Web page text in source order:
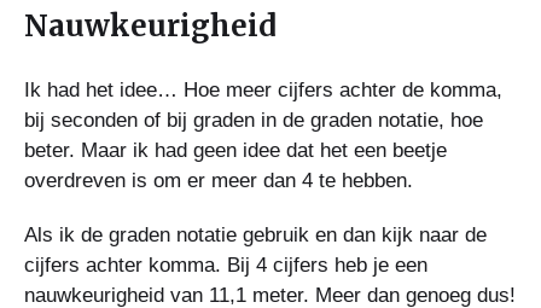
Nauwkeurigheid
Ik had het idee… Hoe meer cijfers achter de komma,
bij seconden of bij graden in de graden notatie, hoe
beter. Maar ik had geen idee dat het een beetje
overdreven is om er meer dan 4 te hebben.
Als ik de graden notatie gebruik en dan kijk naar de
cijfers achter komma. Bij 4 cijfers heb je een
nauwkeurigheid van 11,1 meter. Meer dan genoeg dus!